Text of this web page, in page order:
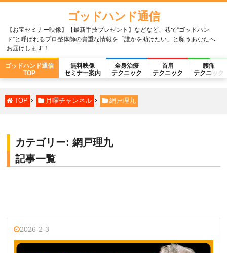
ゴッドハンド通信
【お宝セミナー映像】【最新手技プレゼント】などなど、巷で“ゴッドハン
ド”と呼ばれるプロ整体師の貴重な情報を「誰かを助けたい」と願うあなたへ
お届けします！
ゴッドハンド通信
TOP
無料映像
セミナー案内
全身治療
テクニック
首肩
テクニック
腰痛
テクニック
TOP 月曜チャンネル 網戸理九
カテゴリー: 網戸理九
記事一覧
2026-2-3